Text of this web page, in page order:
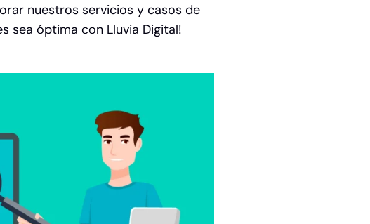
nuestros servicios y casos de
sea óptima con Lluvia Digital!